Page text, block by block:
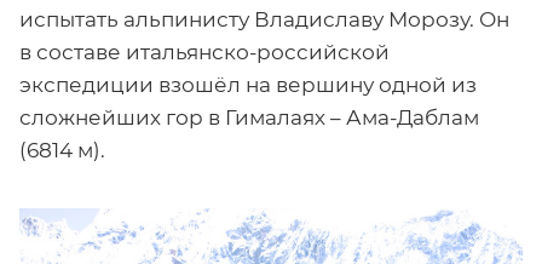
испытать альпинисту Владиславу Морозу. Он
в составе итальянско-российской
экспедиции взошёл на вершину одной из
сложнейших гор в Гималаях – Ама-Даблам
(6814 м).